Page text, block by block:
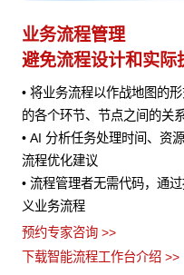
业务应用能力集成
实现数据资产累积和
• 通过标准化接口协议对接
数据实时传输共享，保障业
• 构建统一数据模型，通过
生成业务报表与分析报告，
• 根据用户角色与职责分配
敏感信息泄露
预约专家咨询 >>
下载智能流程工作台介绍 >>